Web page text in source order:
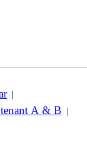
|
A & B |